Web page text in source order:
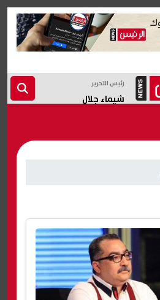
رئيس التحرير
شيماء جلال